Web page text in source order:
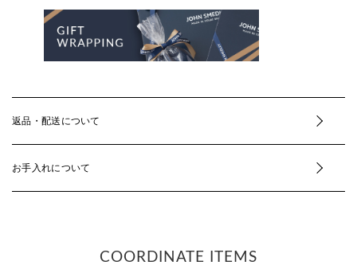
返品・配送について
お手入れについて
COORDINATE ITEMS